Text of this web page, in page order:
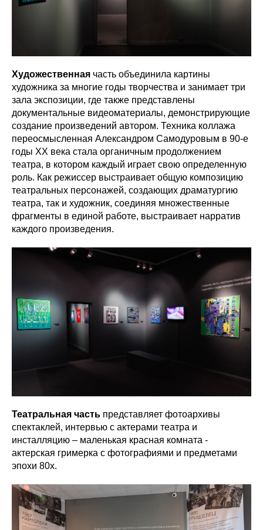
Художественная часть объединила картины
художника за многие годы творчества и занимает три
зала экспозиции, где также представлены
документальные видеоматериалы, демонстрирующие
создание произведений автором. Техника коллажа
переосмысленная Александром Самодуровым в 90-е
годы XX века стала органичным продолжением
театра, в котором каждый играет свою определенную
роль. Как режиссер выстраивает общую композицию
театральных персонажей, создающих драматургию
театра, так и художник, соединяя множественные
фрагменты в единой работе, выстраивает нарратив
каждого произведения.
Театральная часть представляет фотоархивы
спектаклей, интервью с актерами театра и
инсталляцию – маленькая красная комната -
актерская гримерка с фотографиями и предметами
эпохи 80х.